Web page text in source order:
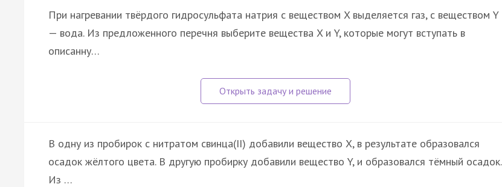
При нагревании твёрдого гидросульфата натрия с веществом X выделяется газ, с веществом Y
— вода. Из предложенного перечня выберите вещества X и Y, которые могут вступать в
описанну…
В одну из пробирок с нитратом свинца(II) добавили вещество X, в результате образовался
осадок жёлтого цвета. В другую пробирку добавили вещество Y, и образовался тёмный осадок.
Из …